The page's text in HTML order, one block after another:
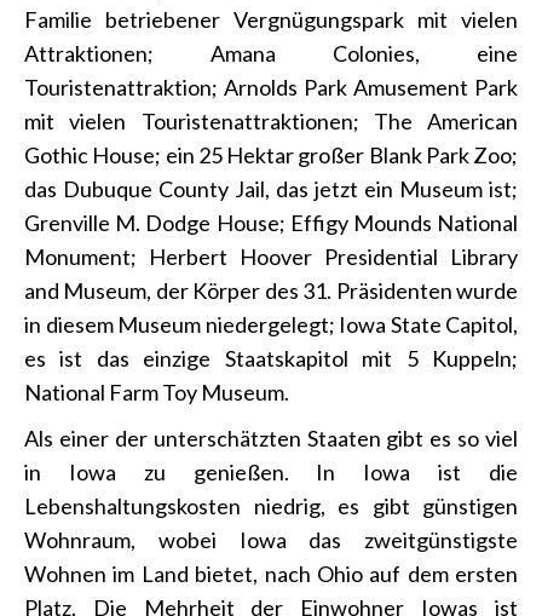
Familie betriebener Vergnügungspark mit vielen
Attraktionen; Amana Colonies, eine
Touristenattraktion; Arnolds Park Amusement Park
mit vielen Touristenattraktionen; The American
Gothic House; ein 25 Hektar großer Blank Park Zoo;
das Dubuque County Jail, das jetzt ein Museum ist;
Grenville M. Dodge House; Effigy Mounds National
Monument; Herbert Hoover Presidential Library
and Museum, der Körper des 31. Präsidenten wurde
in diesem Museum niedergelegt; Iowa State Capitol,
es ist das einzige Staatskapitol mit 5 Kuppeln;
National Farm Toy Museum.
Als einer der unterschätzten Staaten gibt es so viel
in Iowa zu genießen. In Iowa ist die
Lebenshaltungskosten niedrig, es gibt günstigen
Wohnraum, wobei Iowa das zweitgünstigste
Wohnen im Land bietet, nach Ohio auf dem ersten
Platz. Die Mehrheit der Einwohner Iowas ist